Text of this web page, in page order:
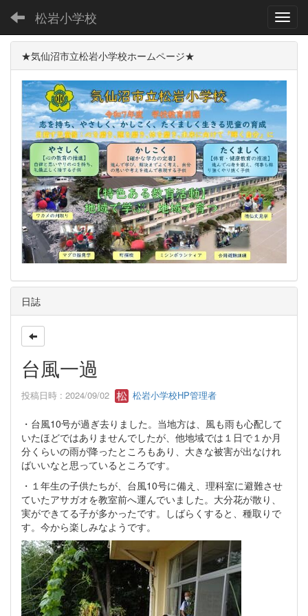
松岩小学校
★気仙沼市立松岩小学校ホームページ★
日誌
台風一過
投稿日時 : 2024/09/02 松岩小学校HP管理者
・台風10号が過ぎ去りました。当地方は、風も雨も心配して
いたほどではありませんでしたが、他地域では１日で１か月
分くらいの雨が降ったところもあり、大きな被害が出なけれ
ばいいなと思っているところです。
・１年生の子供たちが、台風10号に備え、理科室に避難させ
ていたアサガオを教室前へ運んでいました。大分花が散り、
実ができてる子が多かったです。しばらくすると、種取りで
す。今から楽しみなようです。